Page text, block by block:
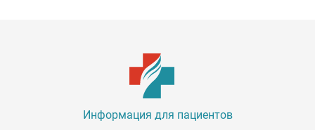
Информация для пациентов